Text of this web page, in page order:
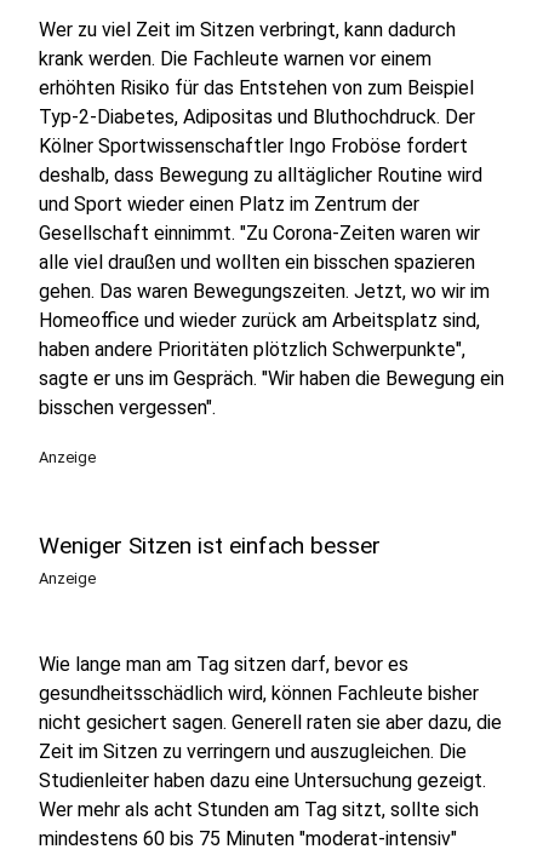
Wer zu viel Zeit im Sitzen verbringt, kann dadurch
krank werden. Die Fachleute warnen vor einem
erhöhten Risiko für das Entstehen von zum Beispiel
Typ-2-Diabetes, Adipositas und Bluthochdruck. Der
Kölner Sportwissenschaftler Ingo Froböse fordert
deshalb, dass Bewegung zu alltäglicher Routine wird
und Sport wieder einen Platz im Zentrum der
Gesellschaft einnimmt. "Zu Corona-Zeiten waren wir
alle viel draußen und wollten ein bisschen spazieren
gehen. Das waren Bewegungszeiten. Jetzt, wo wir im
Homeoffice und wieder zurück am Arbeitsplatz sind,
haben andere Prioritäten plötzlich Schwerpunkte",
sagte er uns im Gespräch. "Wir haben die Bewegung ein
bisschen vergessen".
Anzeige
Weniger Sitzen ist einfach besser
Anzeige
Wie lange man am Tag sitzen darf, bevor es
gesundheitsschädlich wird, können Fachleute bisher
nicht gesichert sagen. Generell raten sie aber dazu, die
Zeit im Sitzen zu verringern und auszugleichen. Die
Studienleiter haben dazu eine Untersuchung gezeigt.
Wer mehr als acht Stunden am Tag sitzt, sollte sich
mindestens 60 bis 75 Minuten "moderat-intensiv"